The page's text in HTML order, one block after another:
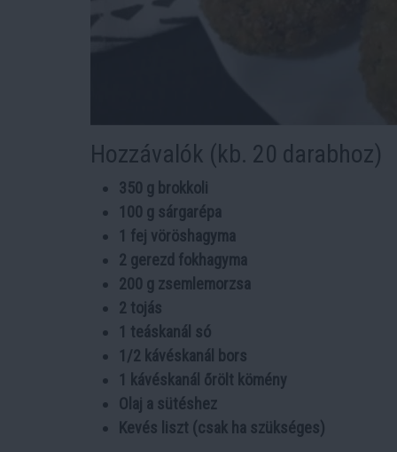
Hozzávalók (kb. 20 darabhoz)
350 g brokkoli
100 g sárgarépa
1 fej vöröshagyma
2 gerezd fokhagyma
200 g zsemlemorzsa
2 tojás
1 teáskanál só
1/2 kávéskanál bors
1 kávéskanál őrölt kömény
Olaj a sütéshez
Kevés liszt (csak ha szükséges)